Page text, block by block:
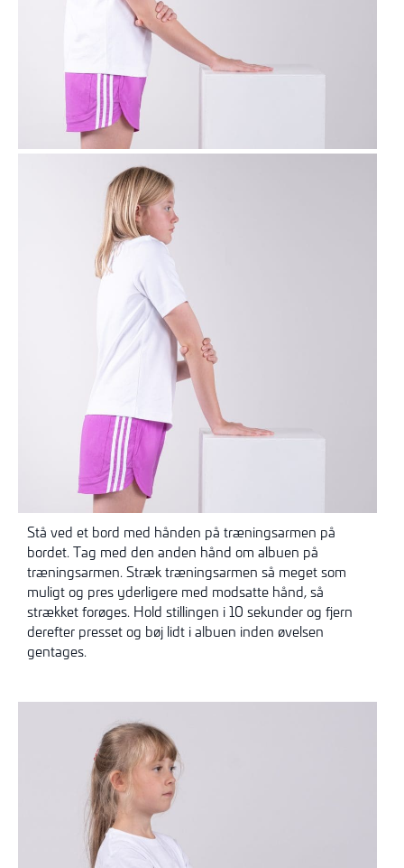
Stå ved et bord med hånden på træningsarmen på
bordet. Tag med den anden hånd om albuen på
træningsarmen. Stræk træningsarmen så meget som
muligt og pres yderligere med modsatte hånd, så
strækket forøges. Hold stillingen i 10 sekunder og fjern
derefter presset og bøj lidt i albuen inden øvelsen
gentages.